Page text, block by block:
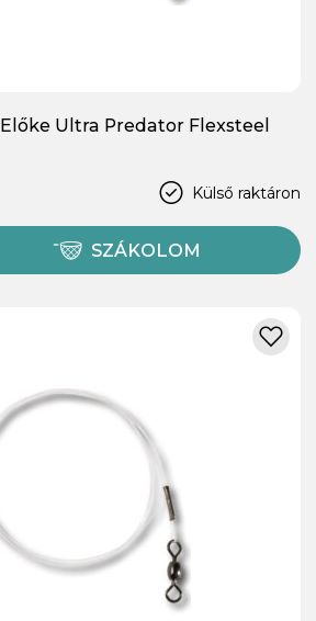
Ultra Predator Flexsteel
Külső raktáron
SZÁKOLOM